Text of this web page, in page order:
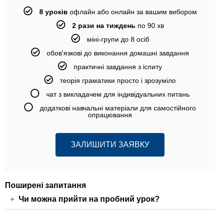
8 уроків офлайн або онлайн за вашим вибором
2 рази на тиждень по 90 хв
міні-групи до 8 осіб
обов'язкові до виконання домашні завдання
практичні завдання з іспиту
теорія граматики просто і зрозуміло
чат з викладачем для індивідуальних питань
додаткові навчальні матеріали для самостійного
опрацювання
ЗАЛИШИТИ ЗАЯВКУ
Поширені запитання
Чи можна прийти на пробний урок?